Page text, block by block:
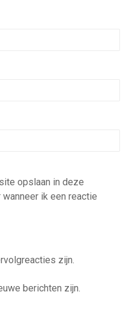
opslaan in deze
ik een reactie
zijn.
berichten zijn.